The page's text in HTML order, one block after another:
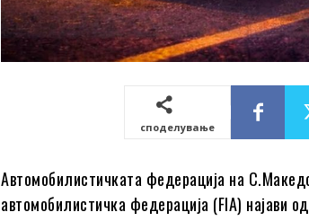
споделување
Автомобилистичката федерација на
автомобилистичка федерација (FIA) најави